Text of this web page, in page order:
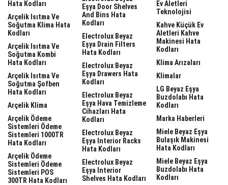
Hata Kodları
Arçelik Isıtma Ve
Soğutma Klima Hata
Kodları
Arçelik Isıtma Ve
Soğutma Kombi
Hata Kodları
Arçelik Isıtma Ve
Soğutma Şofben
Hata Kodları
Arçelik Klima
Arçelik Ödeme
Sistemleri Ödeme
Sistemleri 1000TR
Hata Kodları
Arçelik Ödeme
Sistemleri Ödeme
Sistemleri POS
300TR Hata Kodları
Eşya Door Shelves
And Bins Hata
Kodları
Electrolux Beyaz
Eşya Drain Filters
Hata Kodları
Electrolux Beyaz
Eşya Drawers Hata
Kodları
Electrolux Beyaz
Eşya Hava Temizleme
Cihazları Hata
Kodları
Electrolux Beyaz
Eşya Interior Racks
Hata Kodları
Electrolux Beyaz
Eşya Interior
Shelves Hata Kodları
Ev Aletleri
Teknolojisi
Kahve Küçük Ev
Aletleri Kahve
Makinesi Hata
Kodları
Klima Arızaları
Klimalar
LG Beyaz Eşya
Buzdolabı Hata
Kodları
Marka Haberleri
Miele Beyaz Eşya
Bulaşık Makinesi
Hata Kodları
Miele Beyaz Eşya
Buzdolabı Hata
Kodları